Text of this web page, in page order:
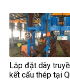
Lắp đặt dây
kết cấu thép tại